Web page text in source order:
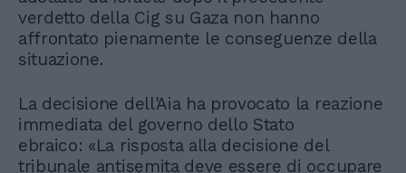
verdetto della Cig su Gaza non hanno
affrontato pienamente le conseguenze della
situazione.
La decisione dell'Aia ha provocato la reazione
immediata del governo dello Stato
ebraico: «La risposta alla decisione del
tribunale antisemita deve essere di occupare